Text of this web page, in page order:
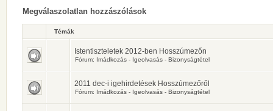
Megválaszolatlan hozzászólások
Témák
Istentiszteletek 2012-ben Hosszúmezőn
Fórum: Imádkozás - Igeolvasás - Bizonyságtétel
2011 dec-i igehirdetések Hosszúmezőről
Fórum: Imádkozás - Igeolvasás - Bizonyságtétel